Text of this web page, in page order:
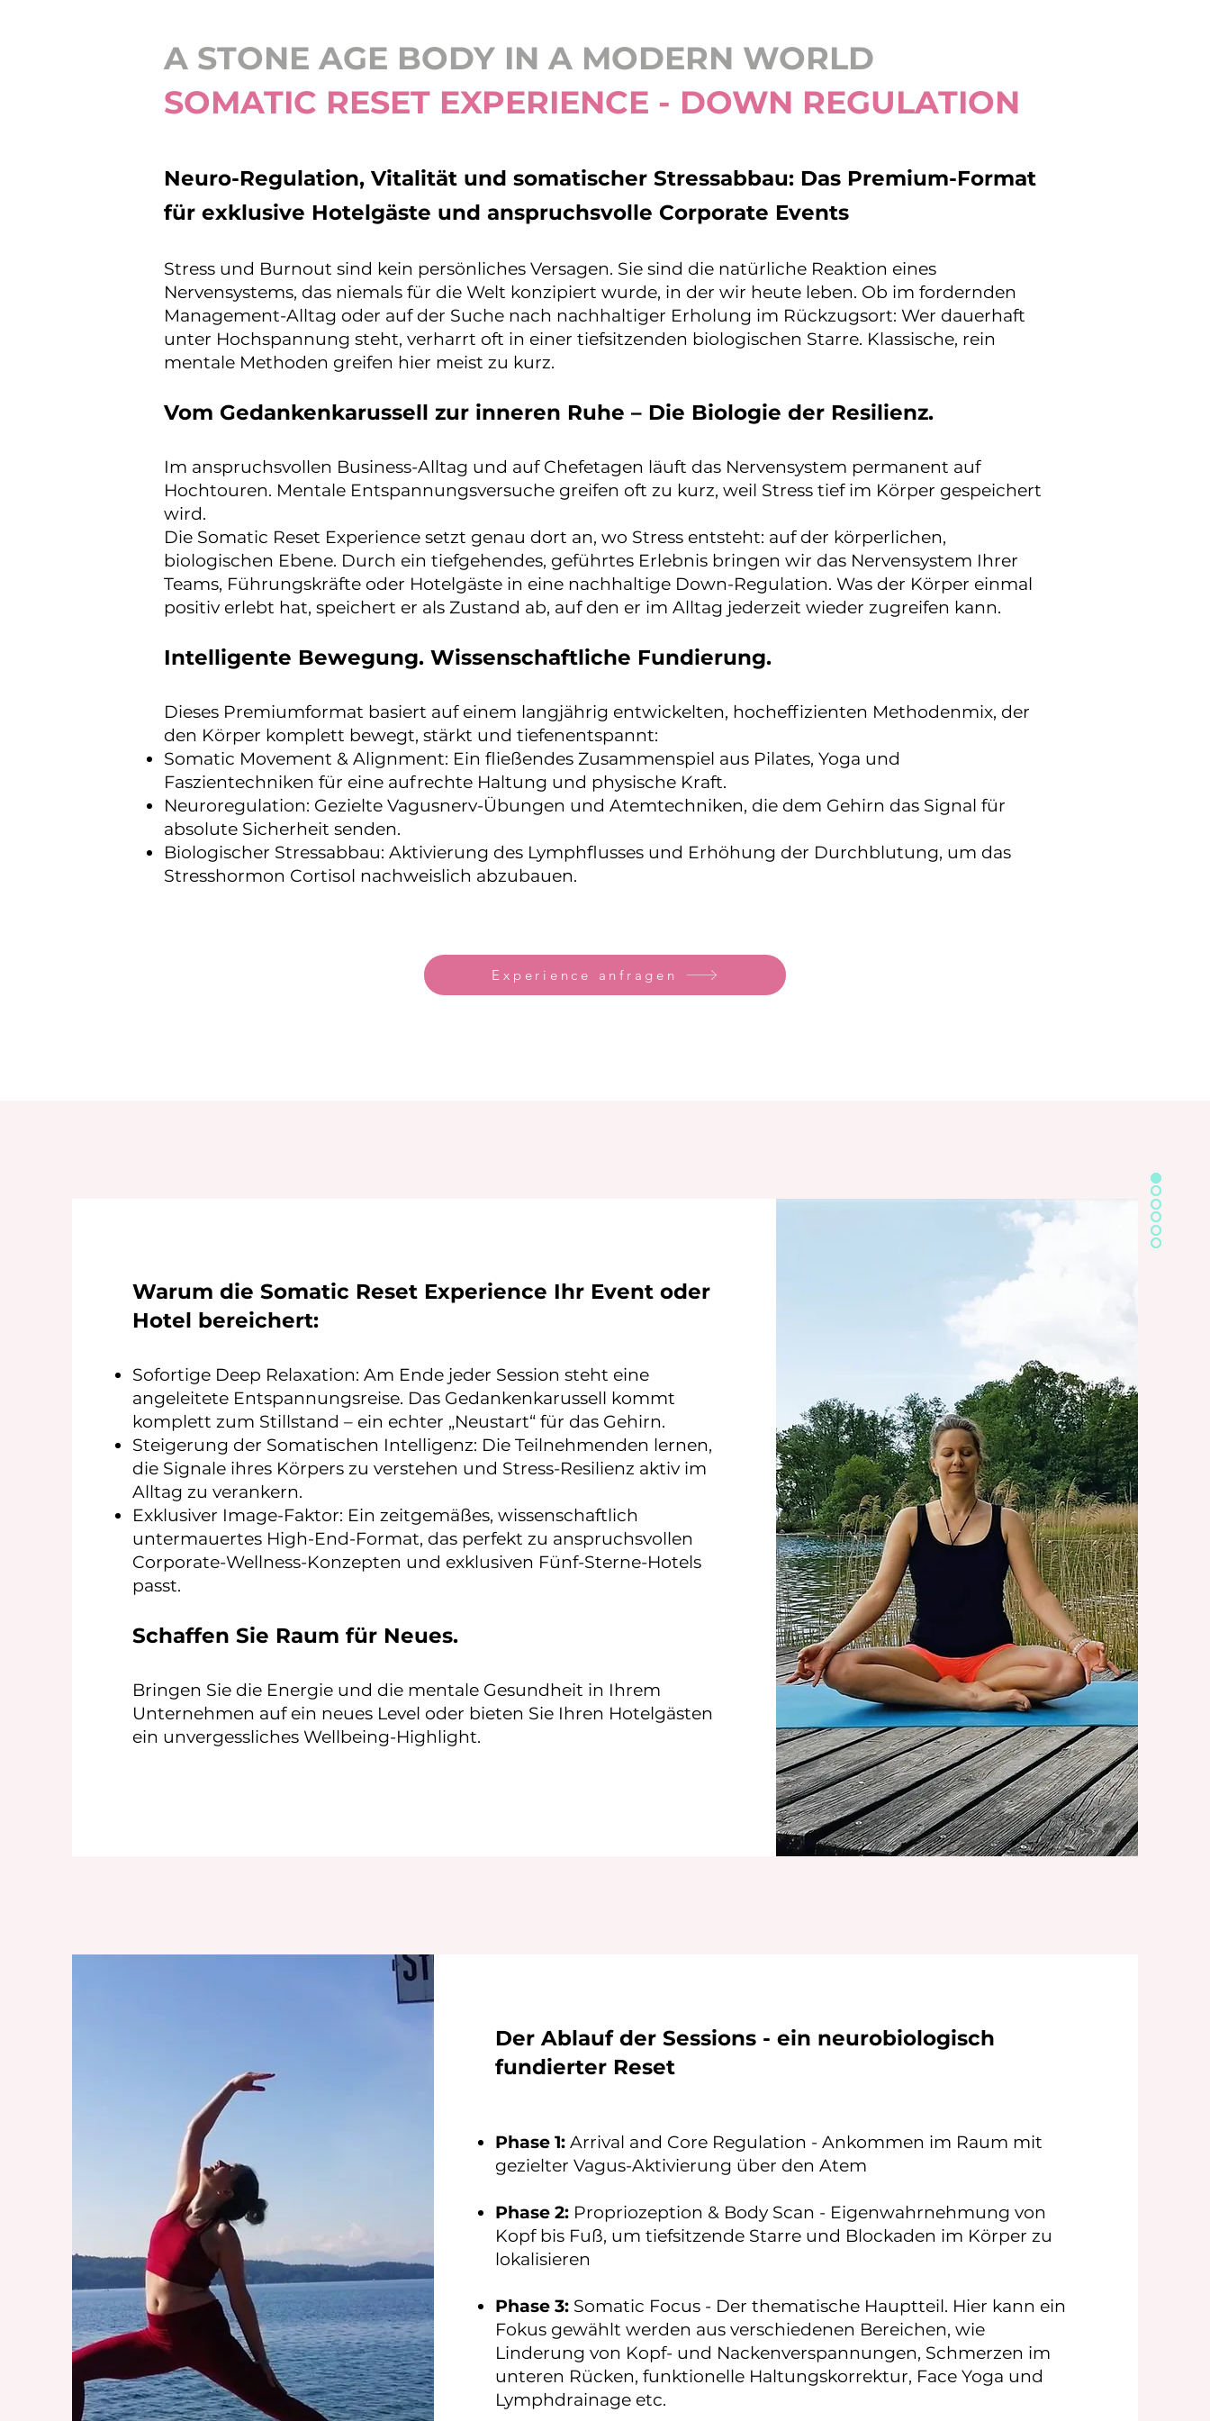
A STONE AGE BODY IN A MODERN WORLD
SOMATIC RESET EXPERIENCE - DOWN REGULATION
Neuro-Regulation, Vitalität und somatischer Stressabbau: Das Premium-Format
für exklusive Hotelgäste und anspruchsvolle Corporate Events
Stress und Burnout sind kein persönliches Versagen. Sie sind die natürliche Reaktion eines
Nervensystems, das niemals für die Welt konzipiert wurde, in der wir heute leben. Ob im fordernden
Management-Alltag oder auf der Suche nach nachhaltiger Erholung im Rückzugsort: Wer dauerhaft
unter Hochspannung steht, verharrt oft in einer tiefsitzenden biologischen Starre. Klassische, rein
mentale Methoden greifen hier meist zu kurz.
Vom Gedankenkarussell zur inneren Ruhe – Die Biologie der Resilienz.
Im anspruchsvollen Business-Alltag und auf Chefetagen läuft das Nervensystem permanent auf
Hochtouren. Mentale Entspannungsversuche greifen oft zu kurz, weil Stress tief im Körper gespeichert
wird.
Die Somatic Reset Experience setzt genau dort an, wo Stress entsteht: auf der körperlichen,
biologischen Ebene. Durch ein tiefgehendes, geführtes Erlebnis bringen wir das Nervensystem Ihrer
Teams, Führungskräfte oder Hotelgäste in eine nachhaltige Down-Regulation. Was der Körper einmal
positiv erlebt hat, speichert er als Zustand ab, auf den er im Alltag jederzeit wieder zugreifen kann.
Intelligente Bewegung. Wissenschaftliche Fundierung.
Dieses Premiumformat basiert auf einem langjährig entwickelten, hocheffizienten Methodenmix, der
den Körper komplett bewegt, stärkt und tiefenentspannt:
Somatic Movement & Alignment: Ein fließendes Zusammenspiel aus Pilates, Yoga und
Faszientechniken für eine aufrechte Haltung und physische Kraft.
Neuroregulation: Gezielte Vagusnerv-Übungen und Atemtechniken, die dem Gehirn das Signal für
absolute Sicherheit senden.
Biologischer Stressabbau: Aktivierung des Lymphflusses und Erhöhung der Durchblutung, um das
Stresshormon Cortisol nachweislich abzubauen.
Experience anfragen
Warum die Somatic Reset Experience Ihr Event oder
Hotel bereichert:
Sofortige Deep Relaxation: Am Ende jeder Session steht eine
angeleitete Entspannungsreise. Das Gedankenkarussell kommt
komplett zum Stillstand – ein echter „Neustart“ für das Gehirn.
Steigerung der Somatischen Intelligenz: Die Teilnehmenden lernen,
die Signale ihres Körpers zu verstehen und Stress-Resilienz aktiv im
Alltag zu verankern.
Exklusiver Image-Faktor: Ein zeitgemäßes, wissenschaftlich
untermauertes High-End-Format, das perfekt zu anspruchsvollen
Corporate-Wellness-Konzepten und exklusiven Fünf-Sterne-Hotels
passt.
Schaffen Sie Raum für Neues.
Bringen Sie die Energie und die mentale Gesundheit in Ihrem
Unternehmen auf ein neues Level oder bieten Sie Ihren Hotelgästen
ein unvergessliches Wellbeing-Highlight.
Der Ablauf der Sessions - ein neurobiologisch
fundierter Reset
​Phase 1: Arrival and Core Regulation - Ankommen im Raum mit
gezielter Vagus-Aktivierung über den Atem​
Phase 2:Propriozeption & Body Scan - Eigenwahrnehmung von
Kopf bis Fuß, um tiefsitzende Starre und Blockaden im Körper zu
lokalisieren
Phase 3:Somatic Focus - Der thematische Hauptteil. Hier kann ein
Fokus gewählt werden aus verschiedenen Bereichen, wie
Linderung von Kopf- und Nackenverspannungen, Schmerzen im
unteren Rücken, funktionelle Haltungskorrektur, Face Yoga und
Lymphdrainage etc.